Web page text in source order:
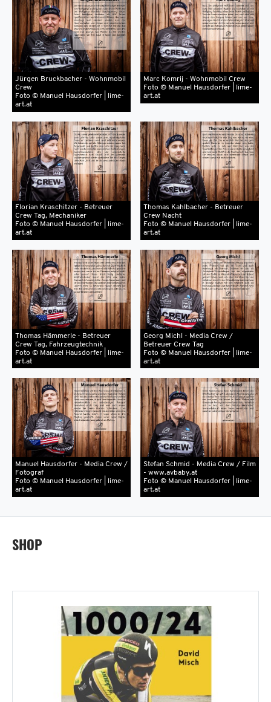
Jürgen Bruckbacher - Wohnmobil
Crew
Foto © Manuel Hausdorfer | lime-
art.at
Marc Komrij - Wohnmobil Crew
Foto © Manuel Hausdorfer | lime-
art.at
Florian Kraschitzer - Betreuer
Crew Tag, Mechaniker
Foto © Manuel Hausdorfer | lime-
art.at
Thomas Kahlbacher - Betreuer
Crew Nacht
Foto © Manuel Hausdorfer | lime-
art.at
Thomas Hämmerle - Betreuer
Crew Tag, Fahrzeugtechnik
Foto © Manuel Hausdorfer | lime-
art.at
Georg Michl - Media Crew /
Betreuer Crew Tag
Foto © Manuel Hausdorfer | lime-
art.at
Manuel Hausdorfer - Media Crew /
Fotograf
Foto © Manuel Hausdorfer | lime-
art.at
Stefan Schmid - Media Crew / Film
- www.avbaby.at
Foto © Manuel Hausdorfer | lime-
art.at
SHOP